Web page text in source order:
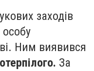
заходів
Ним виявився
За